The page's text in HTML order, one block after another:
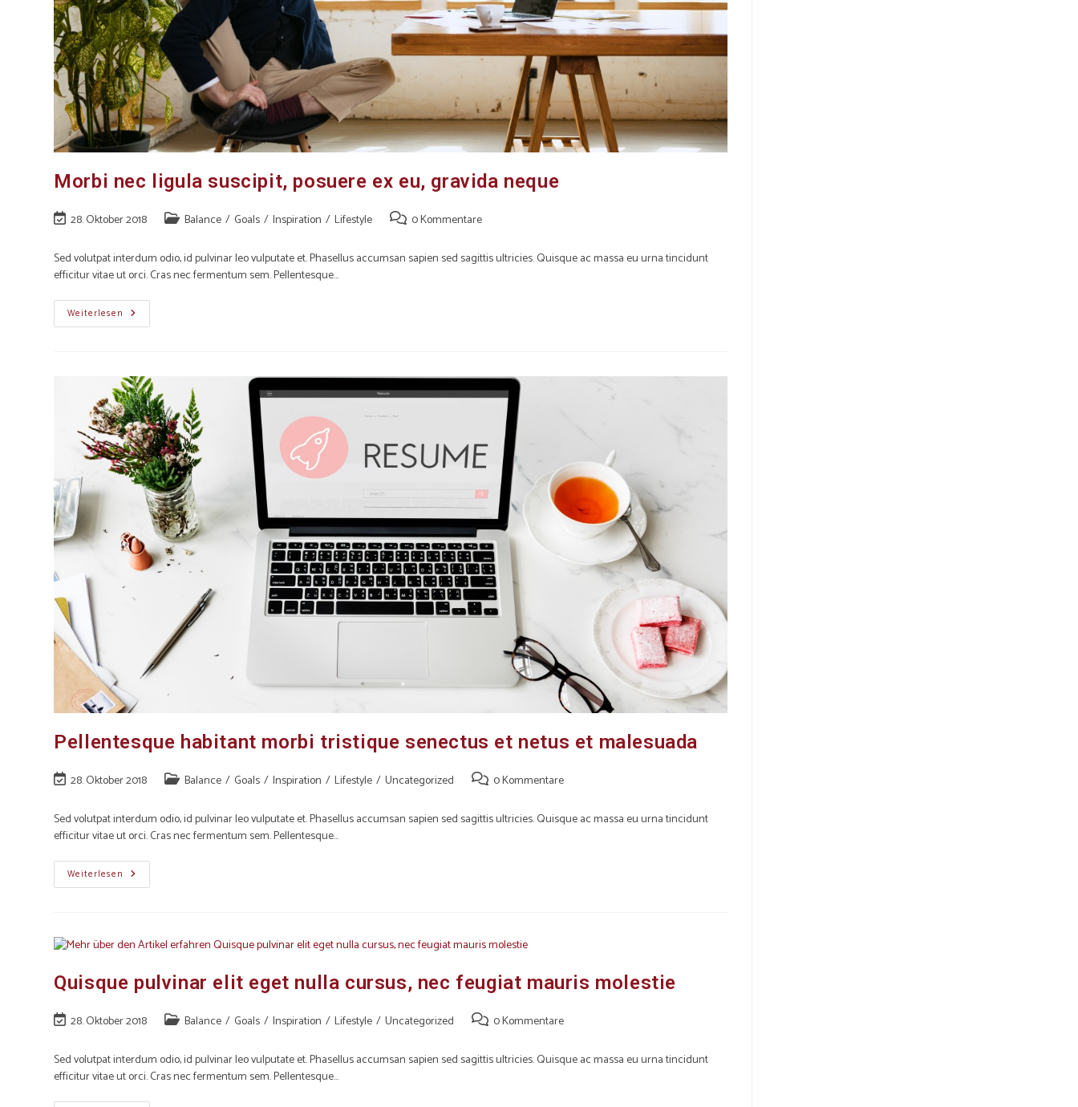
Morbi nec ligula suscipit, posuere ex eu, gravida neque
28. Oktober 2018 Balance / Goals / Inspiration / Lifestyle 0 Kommentare
Sed volutpat interdum odio, id pulvinar leo vulputate et. Phasellus accumsan sapien sed sagittis ultricies. Quisque ac massa eu urna tincidunt
efficitur vitae ut orci. Cras nec fermentum sem. Pellentesque…
Weiterlesen
Pellentesque habitant morbi tristique senectus et netus et malesuada
28. Oktober 2018 Balance / Goals / Inspiration / Lifestyle / Uncategorized 0 Kommentare
Sed volutpat interdum odio, id pulvinar leo vulputate et. Phasellus accumsan sapien sed sagittis ultricies. Quisque ac massa eu urna tincidunt
efficitur vitae ut orci. Cras nec fermentum sem. Pellentesque…
Weiterlesen
Quisque pulvinar elit eget nulla cursus, nec feugiat mauris molestie
28. Oktober 2018 Balance / Goals / Inspiration / Lifestyle / Uncategorized 0 Kommentare
Sed volutpat interdum odio, id pulvinar leo vulputate et. Phasellus accumsan sapien sed sagittis ultricies. Quisque ac massa eu urna tincidunt
efficitur vitae ut orci. Cras nec fermentum sem. Pellentesque…